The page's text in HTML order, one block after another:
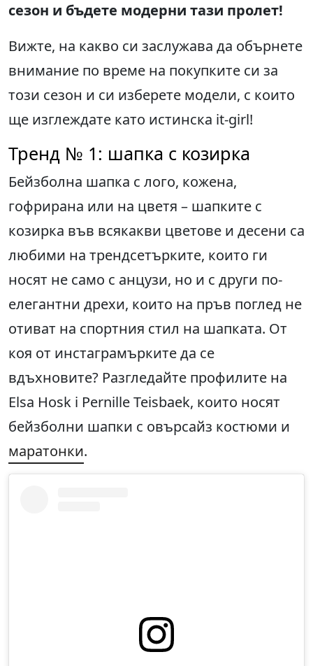
сезон и бъдете модерни тази пролет!
Вижте, на какво си заслужава да обърнете
внимание по време на покупките си за
този сезон и си изберете модели, с които
ще изглеждате като истинска it-girl!
Тренд № 1: шапка с козирка
Бейзболна шапка с лого, кожена,
гофрирана или на цветя – шапките с
козирка във всякакви цветове и десени са
любими на трендсетърките, които ги
носят не само с анцузи, но и с други по-
елегантни дрехи, които на пръв поглед не
отиват на спортния стил на шапката. От
коя от инстаграмърките да се
вдъхновите? Разгледайте профилите на
Elsa Hosk i Pernille Teisbaek, които носят
бейзболни шапки с овърсайз костюми и
маратонки.